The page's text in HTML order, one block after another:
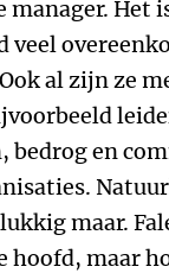
manager. Het
veel
al zijn ze
bedrog en
maar.
hoofd, maar